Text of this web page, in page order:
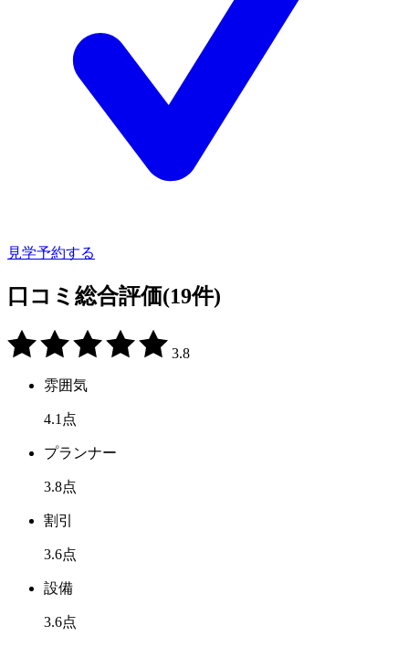
見学予約する
口コミ総合評価(19件)
3.8
雰囲気
4.1 点
プランナー
3.8点
割引
3.6点
設備
3.6点